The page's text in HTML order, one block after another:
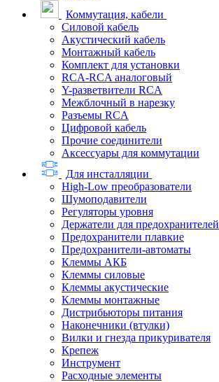
Коммутация, кабели
Силовой кабель
Акустический кабель
Монтажный кабель
Комплект для установки
RCA-RCA аналоговый
Y-разветвители RCA
Межблочный в нарезку
Разъемы RCA
Цифровой кабель
Прочие соединители
Аксессуары для коммутации
Для инсталляции
High-Low преобразователи
Шумоподавители
Регуляторы уровня
Держатели для предохранителей
Предохранители плавкие
Предохранители-автоматы
Клеммы АКБ
Клеммы силовые
Клеммы акустические
Клеммы монтажные
Дистрибьюторы питания
Наконечники (втулки)
Вилки и гнезда прикуривателя
Крепеж
Инструмент
Расходные элементы